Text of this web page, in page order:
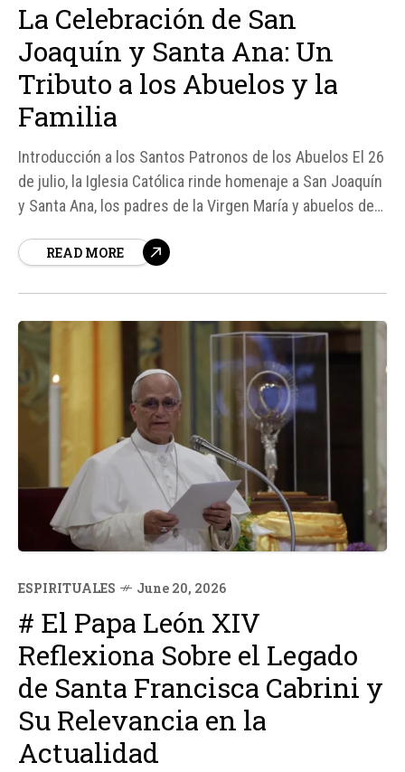
La Celebración de San
Joaquín y Santa Ana: Un
Tributo a los Abuelos y la
Familia
Introducción a los Santos Patronos de los Abuelos El 26
de julio, la Iglesia Católica rinde homenaje a San Joaquín
y Santa Ana, los padres de la Virgen María y abuelos de
familia y el papel vital que desempeñan los abuelos en
READ MORE
ESPIRITUALES June 20, 2026
# El Papa León XIV
Reflexiona Sobre el Legado
de Santa Francisca Cabrini y
Su Relevancia en la
Actualidad